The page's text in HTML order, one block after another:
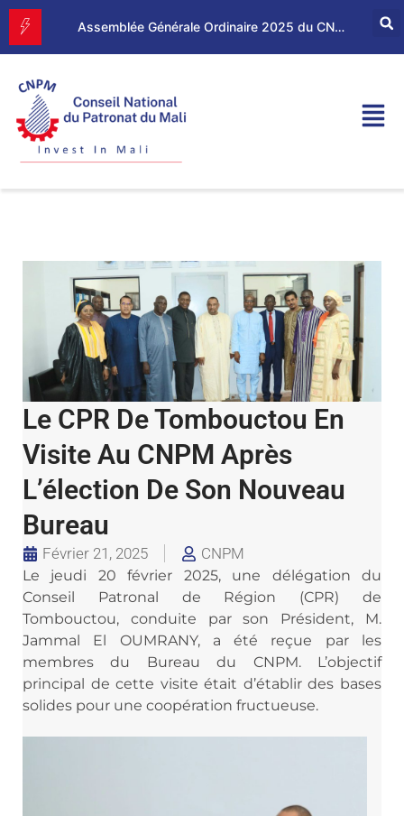
Assemblée Générale Ordinaire 2025 du CNPM
Le CPR De Tombouctou En
Visite Au CNPM Après
L’élection De Son Nouveau
Bureau
Février 21, 2025 CNPM
Le jeudi 20 février 2025, une délégation du
Conseil Patronal de Région (CPR) de
Tombouctou, conduite par son Président, M.
Jammal El OUMRANY, a été reçue par les
membres du Bureau du CNPM. L’objectif
principal de cette visite était d’établir des bases
solides pour une coopération fructueuse.